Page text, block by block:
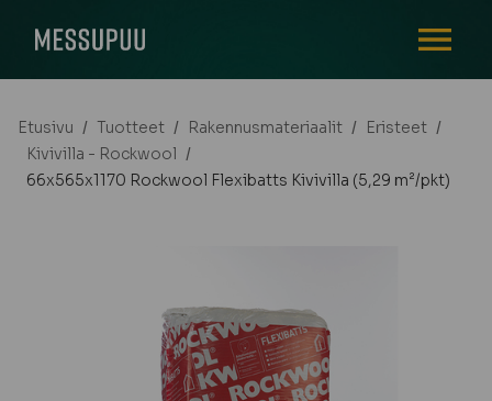
Etusivu / Tuotteet / Rakennusmateriaalit / Eristeet /
Kivivilla - Rockwool /
66x565x1170 Rockwool Flexibatts Kivivilla (5,29 m²/pkt)